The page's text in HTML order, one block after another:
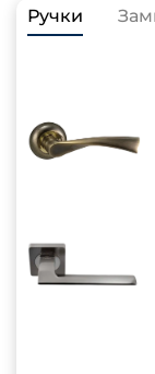
Ручки